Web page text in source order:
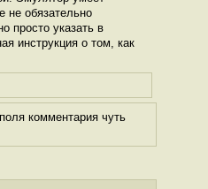
не обязательно
просто указать в
инструкция о том, как
комментария чуть